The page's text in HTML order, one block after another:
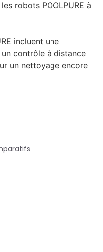
robots POOLPURE à
incluent une
contrôle à distance
un nettoyage encore